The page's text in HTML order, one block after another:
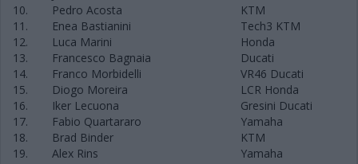
10.
Pedro Acosta
KTM
11.
Enea Bastianini
Tech3 KTM
12.
Luca Marini
Honda
13.
Francesco Bagnaia
Ducati
14.
Franco Morbidelli
VR46 Ducati
15.
Diogo Moreira
LCR Honda
16.
Iker Lecuona
Gresini Ducati
17.
Fabio Quartararo
Yamaha
18.
Brad Binder
KTM
19.
Alex Rins
Yamaha